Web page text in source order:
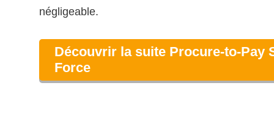
négligeable.
Découvrir la suite Procure-to-Pay
Force